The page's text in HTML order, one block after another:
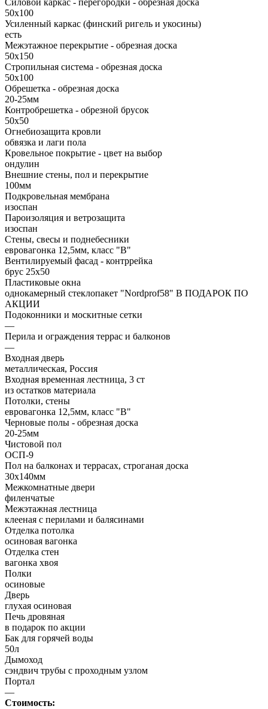
Силовой каркас - перегородки - обрезная доска
50х100
Усиленный каркас (финский ригель и укосины)
есть
Межэтажное перекрытие - обрезная доска
50х150
Стропильная система - обрезная доска
50х100
Обрешетка - обрезная доска
20-25мм
Контробрешетка - обрезной брусок
50x50
Огнебиозащита кровли
обвязка и лаги пола
Кровельное покрытие - цвет на выбор
ондулин
Внешние стены, пол и перекрытие
100мм
Подкровельная мембрана
изоспан
Пароизоляция и ветрозащита
изоспан
Стены, свесы и поднебесники
евровагонка 12,5мм, класс "В"
Вентилируемый фасад - контррейка
брус 25х50
Пластиковые окна
однокамерный стеклопакет "Nordprof58" В ПОДАРОК ПО
АКЦИИ
Подоконники и москитные сетки
—
Перила и ограждения террас и балконов
—
Входная дверь
металлическая, Россия
Входная временная лестница, 3 ст
из остатков материала
Потолки, стены
евровагонка 12,5мм, класс "В"
Черновые полы - обрезная доска
20-25мм
Чистовой пол
ОСП-9
Пол на балконах и террасах, строганая доска
30х140мм
Межкомнатные двери
филенчатые
Межэтажная лестница
клееная с перилами и балясинами
Отделка потолка
осиновая вагонка
Отделка стен
вагонка хвоя
Полки
осиновые
Дверь
глухая осиновая
Печь дровяная
в подарок по акции
Бак для горячей воды
50л
Дымоход
сэндвич трубы с проходным узлом
Портал
—
Стоимость: